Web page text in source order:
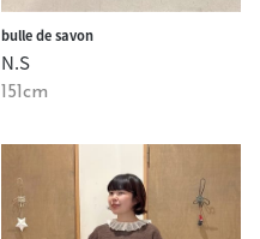
bulle de savon
N.S
151cm